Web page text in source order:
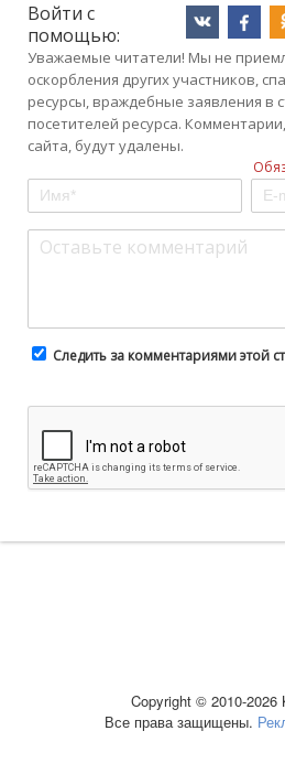
Войти с
помощью:
Уважаемые читатели! Мы не
оскорбления других участников,
ресурсы, враждебные заявления в
посетителей ресурса.
сайта, будут удалены.
Следить за комментариями этой
Copyright © 2010-2026
Все права защищены.